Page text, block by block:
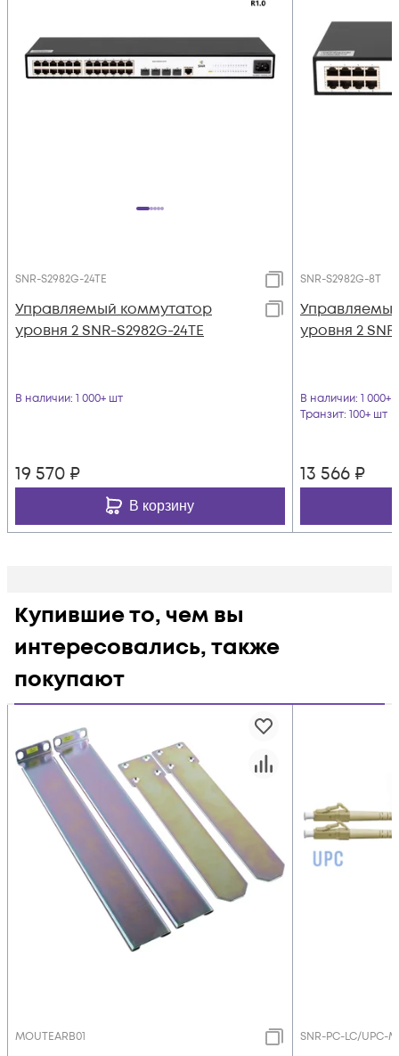
SNR-S2982G-24TE
Управляемый коммутатор
уровня 2 SNR-S2982G-24TE
В наличии: 1 000+ шт
19 570 ₽
В корзину
SNR-S2982G-8T
уровня 2
В наличии: 1 000+
Транзит: 100+ шт
13 566 ₽
Купившие то, чем вы
интересовались, также
покупают
MOUTEARB01 SNR-PC-LC/UPC-